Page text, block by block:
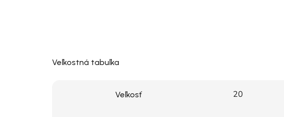
Veľkostná tabuľka
Veľkosť 20